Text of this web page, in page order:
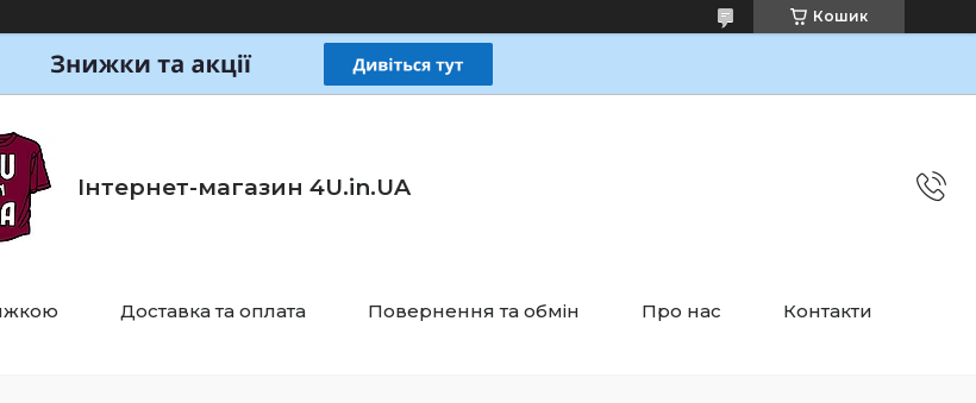
Кошик
Інтернет-магазин 4U.in.UA
Доставка та оплата Повернення та обмін Про нас Контакти